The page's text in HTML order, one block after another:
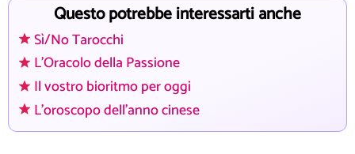
Questo potrebbe interessarti anche
Sì/No Tarocchi
L'Oracolo della Passione
Il vostro bioritmo per oggi
L'oroscopo dell'anno cinese